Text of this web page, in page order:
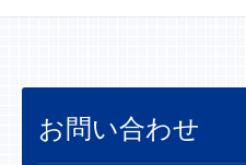
お問い合わせ